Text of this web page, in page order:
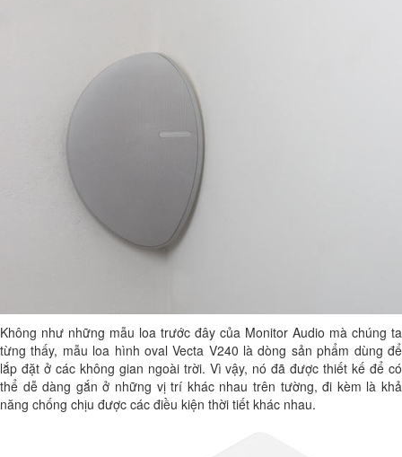
Không như những mẫu loa trước đây của Monitor Audio mà chúng ta
từng thấy, mẫu loa hình oval Vecta V240 là dòng sản phẩm dùng để
lắp đặt ở các không gian ngoài trời. Vì vậy, nó đã được thiết kế để có
thể dễ dàng gắn ở những vị trí khác nhau trên tường, đi kèm là khả
năng chống chịu được các điều kiện thời tiết khác nhau.